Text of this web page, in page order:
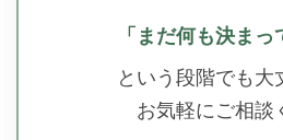
「まだ何も決まっ
という段階でも大
お気軽にご相談